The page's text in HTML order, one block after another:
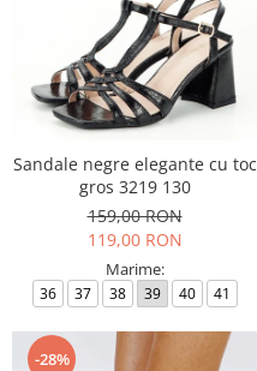
Sandale negre elegante cu toc
gros 3219 130
159,00 RON
119,00 RON
Marime:
36 37 38 39 40 41
-28%